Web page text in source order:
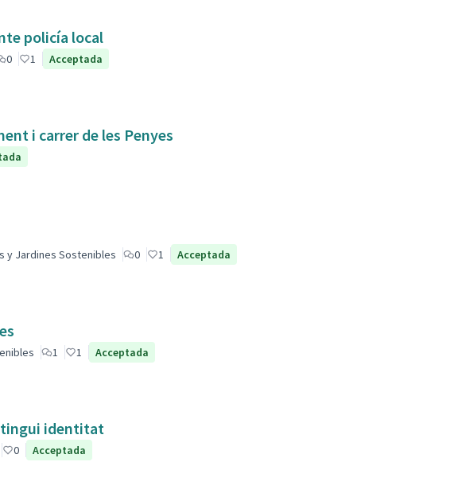
policía local
0 1 Acceptada
i carrer de les Penyes
y Jardines Sostenibles 0 1 Acceptada
1 1 Acceptada
tingui identitat
0 Acceptada